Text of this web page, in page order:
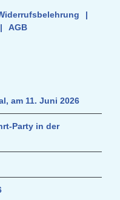
|
| AGB
am 11. Juni 2026
Party in der